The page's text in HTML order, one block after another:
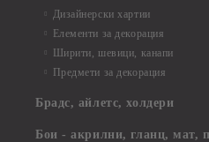
Дизайнерски хартии
Елементи за декорация
Ширити, шевици, канапи
Предмети за декорация
Брадс, айлетс, холдери
Бои - акрилни, гланц, мат,